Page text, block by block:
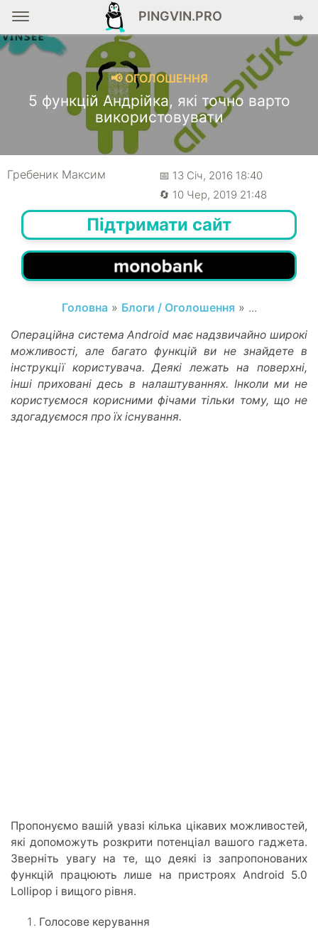
PINGVIN.PRO ➡️
📢 ОГОЛОШЕННЯ
5 функцій Андрійка, які точно варто
використовувати
Гребеник Максим
📅 13 Січ, 2016 18:40
🔄 10 Чер, 2019 21:48
Підтримати сайт
Головна» Блоги / Оголошення » ...
Операційна системаAndroid має надзвичайно широкі
можливості, але багато функцій ви не знайдете в
інструкції користувача. Деякі лежать на поверхні,
інші приховані десь в налаштуваннях. Інколи ми не
користуємося корисними фічами тільки тому, що не
здогадуємося про їх існування.
Пропонуємо вашій увазі кілька цікавих можливостей,
які допоможуть розкрити потенціал вашого гаджета.
Зверніть увагу на те, що деякі із запропонованих
функцій працюють лише на пристроях Android 5.0
Lollipop і вищого рівня.
Голосове керування